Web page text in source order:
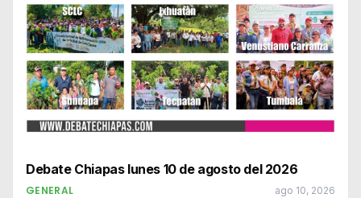
Debate Chiapas lunes 10 de agosto del 2026
GENERAL ago 10, 2026